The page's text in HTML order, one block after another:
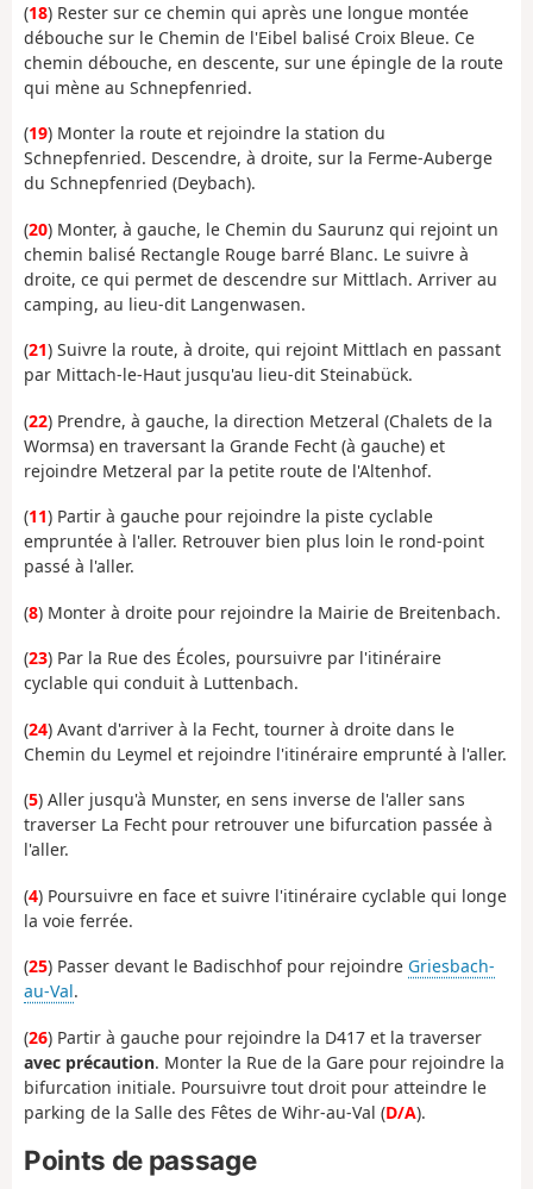
(18) Rester sur ce chemin qui après une longue montée
débouche sur le Chemin de l'Eibel balisé Croix Bleue. Ce
chemin débouche, en descente, sur une épingle de la route
qui mène au Schnepfenried.
(19) Monter la route et rejoindre la station du
Schnepfenried. Descendre, à droite, sur la Ferme-Auberge
du Schnepfenried (Deybach).
(20) Monter, à gauche, le Chemin du Saurunz qui rejoint un
chemin balisé Rectangle Rouge barré Blanc. Le suivre à
droite, ce qui permet de descendre sur Mittlach. Arriver au
camping, au lieu-dit Langenwasen.
(21) Suivre la route, à droite, qui rejoint Mittlach en passant
par Mittach-le-Haut jusqu'au lieu-dit Steinabück.
(22) Prendre, à gauche, la direction Metzeral (Chalets de la
Wormsa) en traversant la Grande Fecht (à gauche) et
rejoindre Metzeral par la petite route de l'Altenhof.
(11) Partir à gauche pour rejoindre la piste cyclable
empruntée à l'aller. Retrouver bien plus loin le rond-point
passé à l'aller.
(8) Monter à droite pour rejoindre la Mairie de Breitenbach.
(23) Par la Rue des Écoles, poursuivre par l'itinéraire
cyclable qui conduit à Luttenbach.
(24) Avant d'arriver à la Fecht, tourner à droite dans le
Chemin du Leymel et rejoindre l'itinéraire emprunté à l'aller.
(5) Aller jusqu'à Munster, en sens inverse de l'aller sans
traverser La Fecht pour retrouver une bifurcation passée à
l'aller.
(4) Poursuivre en face et suivre l'itinéraire cyclable qui longe
la voie ferrée.
(25) Passer devant le Badischhof pour rejoindre Griesbach-
au-Val.
(26) Partir à gauche pour rejoindre la D417 et la traverser
avec précaution. Monter la Rue de la Gare pour rejoindre la
bifurcation initiale. Poursuivre tout droit pour atteindre le
parking de la Salle des Fêtes de Wihr-au-Val (D/A).
Points de passage